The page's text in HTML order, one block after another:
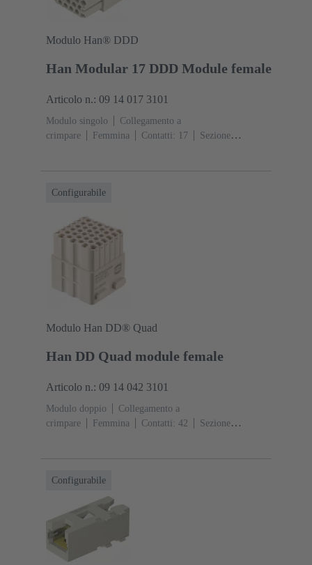
Modulo Han® DDD
Han Modular 17 DDD Module female
Articolo n.: 09 14 017 3101
Modulo singolo
Collegamento a
crimpare
Femmina Contatti: 17
Sezione
Configurabile
Modulo Han DD® Quad
Han DD Quad module female
Articolo n.: 09 14 042 3101
Modulo doppio
Collegamento a
crimpare
Femmina Contatti: 42
Sezione
Configurabile